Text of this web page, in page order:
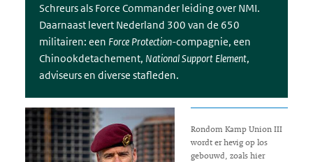
Schreurs als Force Commander leiding over NMI.
Daarnaast levert Nederland 300 van de 650
militairen: een Force Protection-compagnie, een
Chinookdetachement, National Support Element,
adviseurs en diverse stafleden.
Rondom Kamp Union III
wordt er hevig op los
gebouwd, zoals hier